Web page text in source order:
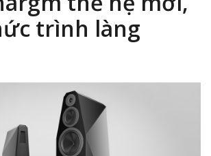
trình làng